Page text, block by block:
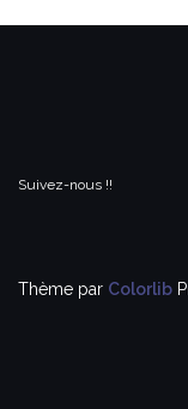
Suivez-nous !!
Thème par Colorlib